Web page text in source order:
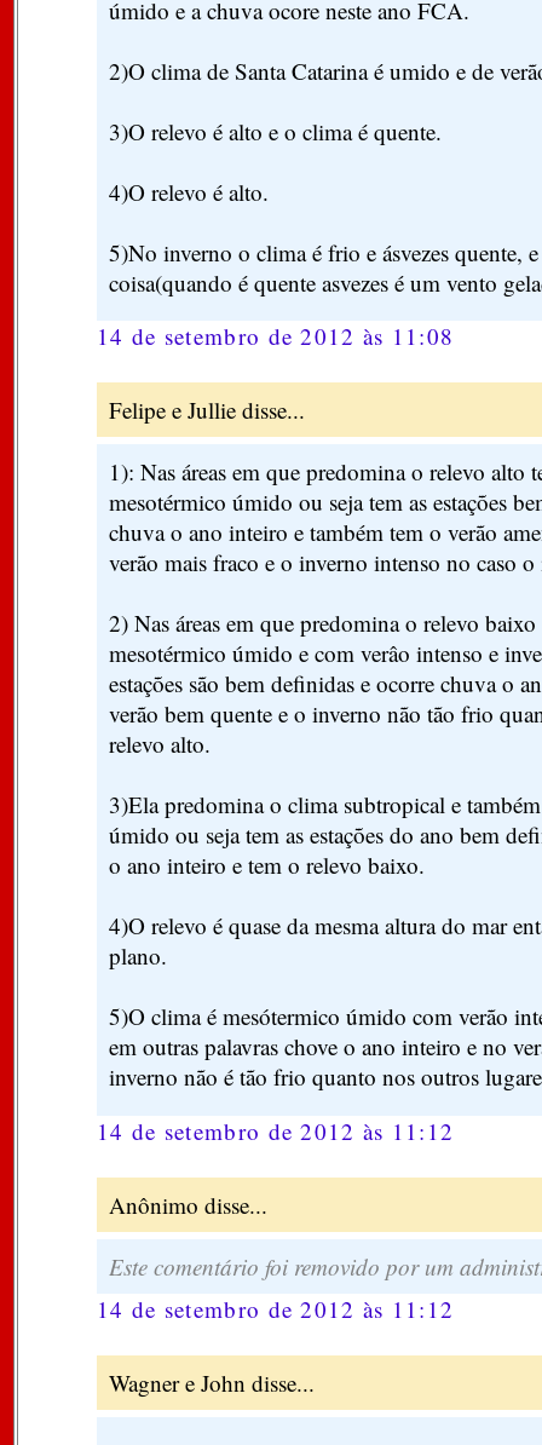
úmido e a chuva ocore neste ano FCA.
2)O clima de Santa Catarina é umido e de
3)O relevo é alto e o clima é quente.
4)O relevo é alto.
5)No inverno o clima é frio e ásvezes quente,
coisa(quando é quente asvezes é um vento
14 de setembro de 2012 às 11:08
Felipe e Jullie disse...
1): Nas áreas em que predomina o relevo alto
mesotérmico úmido ou seja tem as estações
chuva o ano inteiro e também tem o verão
verão mais fraco e o inverno intenso no caso
2) Nas áreas em que predomina o relevo
mesotérmico úmido e com verâo intenso e
estações são bem definidas e ocorre chuva o
verão bem quente e o inverno não tão frio
relevo alto.
3)Ela predomina o clima subtropical e
úmido ou seja tem as estações do ano bem
o ano inteiro e tem o relevo baixo.
4)O relevo é quase da mesma altura do mar
plano.
5)O clima é mesótermico úmido com verão
em outras palavras chove o ano inteiro e no
inverno não é tão frio quanto nos outros
14 de setembro de 2012 às 11:12
Anônimo disse...
Este comentário foi removido por um
14 de setembro de 2012 às 11:12
Wagner e John disse...